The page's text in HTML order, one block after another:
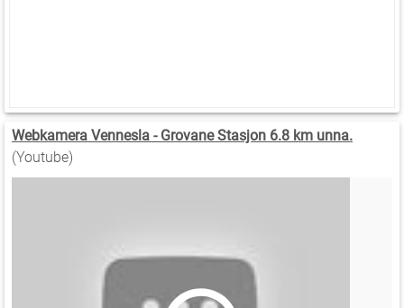
Webkamera Vennesla - Grovane Stasjon 6.8 km unna.
(Youtube)